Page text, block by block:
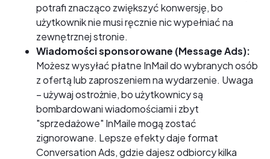
potrafi znacząco zwiększyć konwersję, bo
użytkownik nie musi ręcznie nic wypełniać na
zewnętrznej stronie.
Wiadomości sponsorowane (Message Ads):
Możesz wysyłać płatne InMail do wybranych osób
z ofertą lub zaproszeniem na wydarzenie. Uwaga
– używaj ostrożnie, bo użytkownicy są
bombardowani wiadomościami i zbyt
"sprzedażowe" InMaile mogą zostać
zignorowane. Lepsze efekty daje format
Conversation Ads, gdzie dajesz odbiorcy kilka